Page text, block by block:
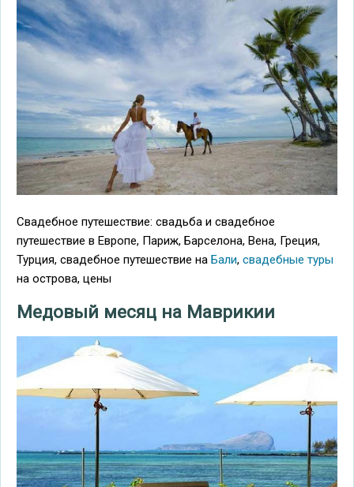
Свадебное путешествие: свадьба и свадебное
путешествие в Европе, Париж, Барселона, Вена, Греция,
Турция, свадебное путешествие на Бали, свадебные туры
на острова, цены
Медовый месяц на Маврикии